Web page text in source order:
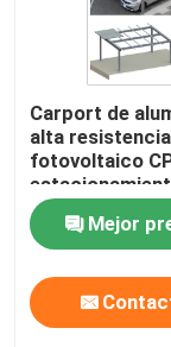
Carport del
Marco del
Sistemas
módulo solar
Carport de
alta
fotovoltaico
sistemas del
del picovoltio
Mejor